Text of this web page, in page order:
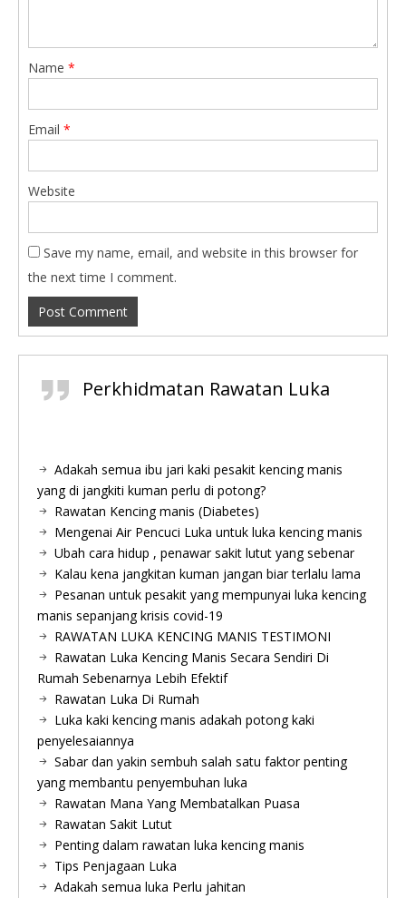
Name *
Email *
Website
Save my name, email, and website in this browser for
the next time I comment.
Perkhidmatan Rawatan Luka
Adakah semua ibu jari kaki pesakit kencing manis
yang di jangkiti kuman perlu di potong?
Rawatan Kencing manis (Diabetes)
Mengenai Air Pencuci Luka untuk luka kencing manis
Ubah cara hidup , penawar sakit lutut yang sebenar
Kalau kena jangkitan kuman jangan biar terlalu lama
Pesanan untuk pesakit yang mempunyai luka kencing
manis sepanjang krisis covid-19
RAWATAN LUKA KENCING MANIS TESTIMONI
Rawatan Luka Kencing Manis Secara Sendiri Di
Rumah Sebenarnya Lebih Efektif
Rawatan Luka Di Rumah
Luka kaki kencing manis adakah potong kaki
penyelesaiannya
Sabar dan yakin sembuh salah satu faktor penting
yang membantu penyembuhan luka
Rawatan Mana Yang Membatalkan Puasa
Rawatan Sakit Lutut
Penting dalam rawatan luka kencing manis
Tips Penjagaan Luka
Adakah semua luka Perlu jahitan